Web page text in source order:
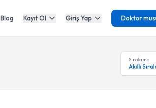
Blog Kayıt Ol Giriş Yap Doktor
Sıralama
Akıllı